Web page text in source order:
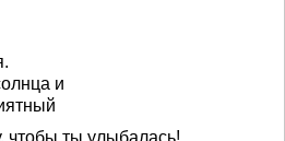
и
чтобы ты улыбалась!